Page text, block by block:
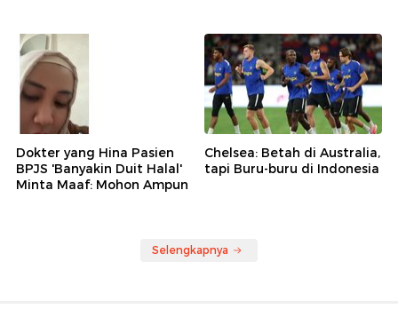
Dokter yang Hina Pasien
BPJS 'Banyakin Duit Halal'
Minta Maaf: Mohon Ampun
Chelsea: Betah di Australia,
tapi Buru-buru di Indonesia
Selengkapnya